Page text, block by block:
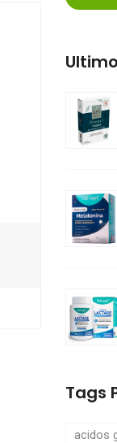
Tags
acidos